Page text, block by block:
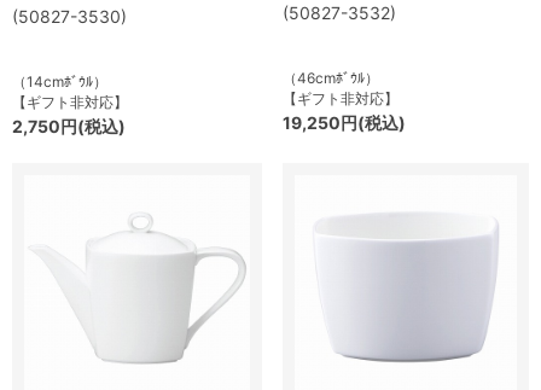
(50827-3530)
（14cmﾎﾞｳﾙ）
【ギフト非対応】
2,750円(税込)
(50827-3532)
（46cmﾎﾞｳﾙ）
【ギフト非対応】
19,250円(税込)